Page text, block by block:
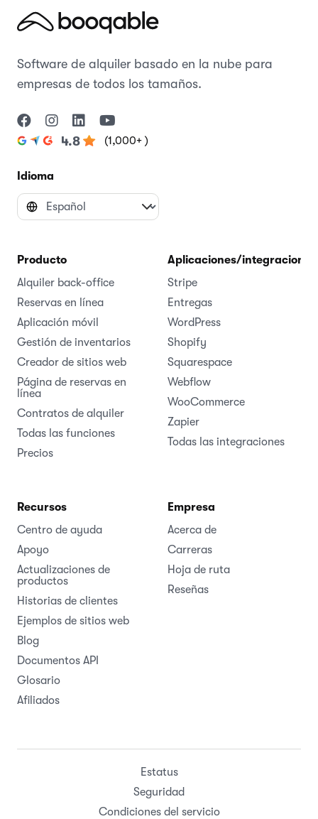
Software de alquiler basado en la nube para
empresas de todos los tamaños.
4.8 (1,000+ )
Idioma
Producto
Alquiler back-office
Reservas en línea
Aplicación móvil
Gestión de inventarios
Creador de sitios web
Página de reservas en
línea
Contratos de alquiler
Todas las funciones
Precios
Aplicaciones/integraciones
Stripe
Entregas
WordPress
Shopify
Squarespace
Webflow
WooCommerce
Zapier
Todas las integraciones
Recursos
Centro de ayuda
Apoyo
Actualizaciones de
productos
Historias de clientes
Ejemplos de sitios web
Blog
Documentos API
Glosario
Afiliados
Empresa
Acerca de
Carreras
Hoja de ruta
Reseñas
Estatus
Seguridad
Condiciones del servicio